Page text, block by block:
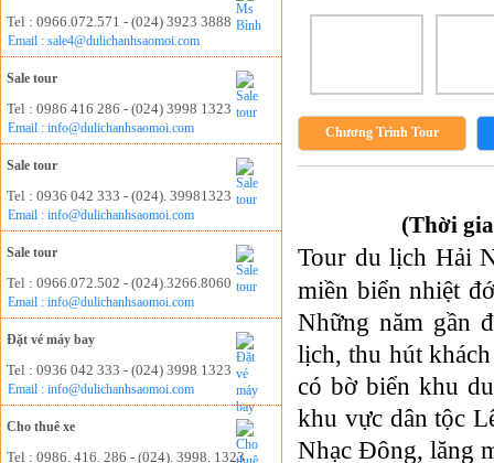
Tel : 0966.072.571 - (024) 3923 3888
Email : sale4@dulichanhsaomoi.com
Sale tour
Tel : 0986 416 286 - (024) 3998 1323
Email : info@dulichanhsaomoi.com
Sale tour
Tel : 0936 042 333 - (024). 39981323
Email : info@dulichanhsaomoi.com
Sale tour
Tel : 0966.072.502 - (024).3266.8060
Email : info@dulichanhsaomoi.com
Đặt vé máy bay
Tel : 0936 042 333 - (024) 3998 1323
Email : info@dulichanhsaomoi.com
Cho thuê xe
Tel : 0986. 416. 286 - (024). 3998. 1323
Chương Trình Tour
(Thời
Tour du lịch Hải
miền biển nhiệt
Những năm gần
lịch, thu hút
có bờ biển khu
khu vực dân tộc
Nhạc Đông, lăng